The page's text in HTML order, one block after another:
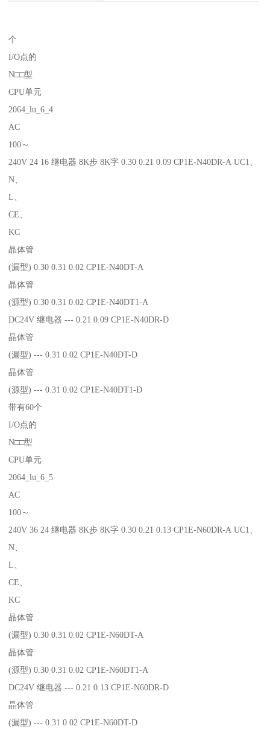
个
I/O点的
N□□型
CPU单元
2064_lu_6_4
AC
100～
240V 24 16 继电器 8K步 8K字 0.30 0.21 0.09 CP1E-N40DR-A UC1、
N、
L、
CE、
KC
晶体管
(漏型) 0.30 0.31 0.02 CP1E-N40DT-A
晶体管
(源型) 0.30 0.31 0.02 CP1E-N40DT1-A
DC24V 继电器 --- 0.21 0.09 CP1E-N40DR-D
晶体管
(漏型) --- 0.31 0.02 CP1E-N40DT-D
晶体管
(源型) --- 0.31 0.02 CP1E-N40DT1-D
带有60个
I/O点的
N□□型
CPU单元
2064_lu_6_5
AC
100～
240V 36 24 继电器 8K步 8K字 0.30 0.21 0.13 CP1E-N60DR-A UC1、
N、
L、
CE、
KC
晶体管
(漏型) 0.30 0.31 0.02 CP1E-N60DT-A
晶体管
(源型) 0.30 0.31 0.02 CP1E-N60DT1-A
DC24V 继电器 --- 0.21 0.13 CP1E-N60DR-D
晶体管
(漏型) --- 0.31 0.02 CP1E-N60DT-D